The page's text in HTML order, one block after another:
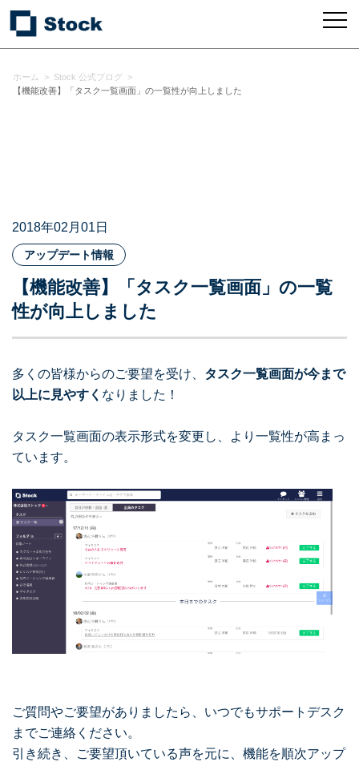
ホーム > Stock 公式ブログ >
【機能改善】「タスク一覧画面」の一覧性が向上しました
2018年02月01日
アップデート情報
【機能改善】「タスク一覧画面」の一覧
性が向上しました
多くの皆様からのご要望を受け、 タスク一覧画面が今まで
以上に見やすく なりました！
タスク一覧画面の表示形式を変更し、より一覧性が高まっ
ています。
ご質問やご要望がありましたら、いつでもサポートデスク
までご連絡ください。
引き続き、ご要望頂いている声を元に、機能を順次アップ